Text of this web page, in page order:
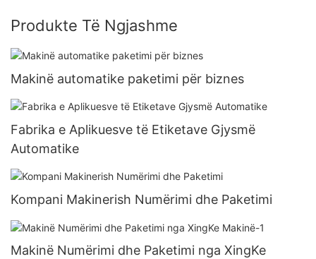
Produkte Të Ngjashme
Makinë automatike paketimi për biznes
Fabrika e Aplikuesve të Etiketave Gjysmë
Automatike
Kompani Makinerish Numërimi dhe Paketimi
Makinë Numërimi dhe Paketimi nga XingKe